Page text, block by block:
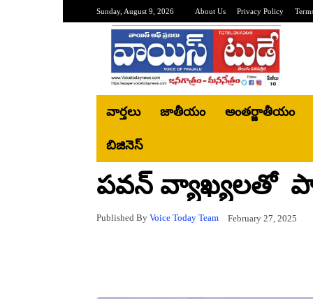
Sunday, August 9, 2026 About Us Privacy Policy
వార్తలు జాతీయం అంతర్జాతీయం
బిజినెస్‌
పవన్ వ్యాఖ్యలతో
Published By Voice Today Team February 27, 2025